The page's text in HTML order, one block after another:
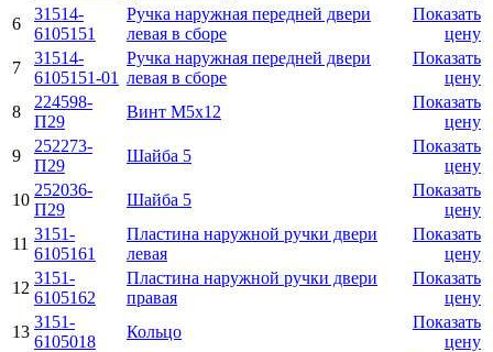
6
31514-
6105151
Ручка наружная передней двери
левая в сборе
Показать
цену
7
31514-
6105151-01
Ручка наружная передней двери
левая в сборе
Показать
цену
8
224598-
П29
Винт М5x12
Показать
цену
9
252273-
П29
Шайба 5
Показать
цену
10
252036-
П29
Шайба 5
Показать
цену
11
3151-
6105161
Пластина наружной ручки двери
левая
Показать
цену
12
3151-
6105162
Пластина наружной ручки двери
правая
Показать
цену
13
3151-
6105018
Кольцо
Показать
цену